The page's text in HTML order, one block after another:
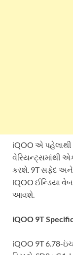
iQOO એ પહેલાથી
વેરિયન્ટ્સમાંથી
કરશે. 9T સફેદ અને
iQOO ઈન્ડિયા
આવશે.
iQOO 9T
iQOO 9T 6.78-